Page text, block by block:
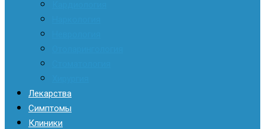
Лекарства
Симптомы
Клиники